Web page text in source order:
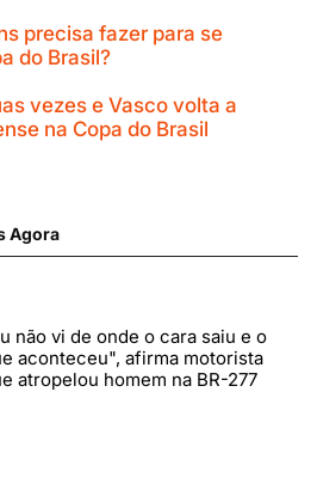
precisa fazer para se
do Brasil?
vezes e Vasco volta a
na Copa do Brasil
Agora
não vi de onde o cara saiu e o
aconteceu", afirma motorista
atropelou homem na BR-277